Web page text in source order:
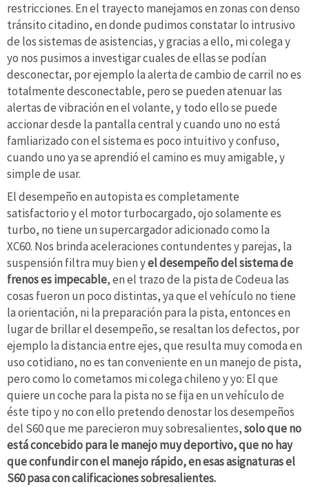
restricciones. En el trayecto manejamos en zonas con denso
tránsito citadino, en donde pudimos constatar lo intrusivo
de los sistemas de asistencias, y gracias a ello, mi colega y
yo nos pusimos a investigar cuales de ellas se podían
desconectar, por ejemplo la alerta de cambio de carril no es
totalmente desconectable, pero se pueden atenuar las
alertas de vibración en el volante, y todo ello se puede
accionar desde la pantalla central y cuando uno no está
famliarizado con el sistema es poco intuitivo y confuso,
cuando uno ya se aprendió el camino es muy amigable, y
simple de usar.
El desempeño en autopista es completamente
satisfactorio y el motor turbocargado, ojo solamente es
turbo, no tiene un supercargador adicionado como la
XC60. Nos brinda aceleraciones contundentes y parejas, la
suspensión filtra muy bien yel desempeño del sistema de
frenos es impecable, en el trazo de la pista de Codeua las
cosas fueron un poco distintas, ya que el vehículo no tiene
la orientación, ni la preparación para la pista, entonces en
lugar de brillar el desempeño, se resaltan los defectos, por
ejemplo la distancia entre ejes, que resulta muy comoda en
uso cotidiano, no es tan conveniente en un manejo de pista,
pero como lo cometamos mi colega chileno y yo: El que
quiere un coche para la pista no se fija en un vehículo de
éste tipo y no con ello pretendo denostar los desempeños
del S60 que me parecieron muy sobresalientes,solo que no
está concebido para le manejo muy deportivo, que no hay
que confundir con el manejo rápido, en esas asignaturas el
S60 pasa con calificaciones sobresalientes.